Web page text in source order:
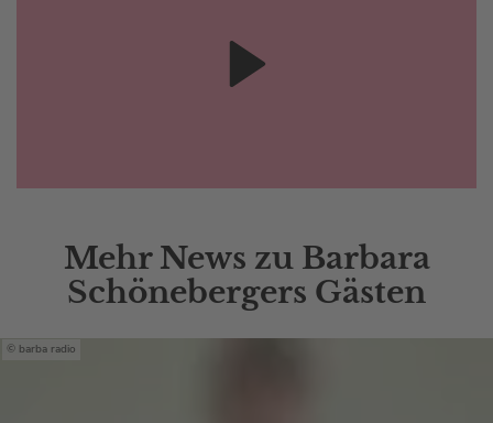
Mehr News zu Barbara
Schönebergers Gästen
barba radio